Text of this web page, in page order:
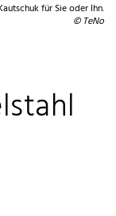
für Sie oder Ihn.
© TeNo